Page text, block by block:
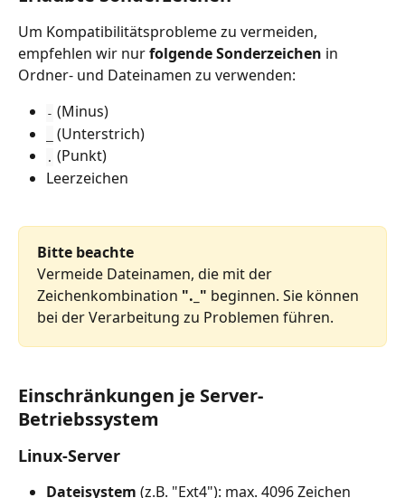
Um Kompatibilitätsprobleme zu vermeiden,
empfehlen wir nur folgende Sonderzeichen in
Ordner- und Dateinamen zu verwenden:
- (Minus)
(Unterstrich)
. (Punkt)
Leerzeichen
Bitte beachte
Vermeide Dateinamen, die mit der
Zeichenkombination "._" beginnen. Sie können
bei der Verarbeitung zu Problemen führen.
Einschränkungen je Server-
Betriebssystem
Linux-Server
Dateisystem (z.B. "Ext4"): max. 4096 Zeichen